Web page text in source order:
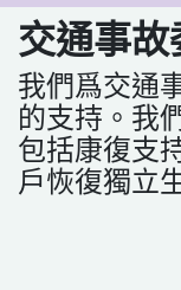
交通事
我們爲交通
的支持。我
包括康復支
戶恢復獨立